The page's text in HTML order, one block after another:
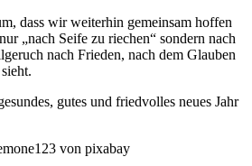
dass wir weiterhin gemeinsam hoffen
„nach Seife zu riechen“ sondern nach
nach Frieden, nach dem Glauben
gutes und friedvolles neues Jahr
von pixabay